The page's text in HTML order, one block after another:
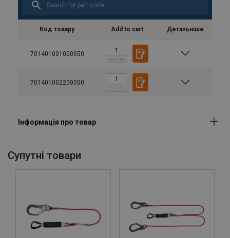
Код товару Add to cart Детальніше
701401001000050
701401002200050
Cупутні товари